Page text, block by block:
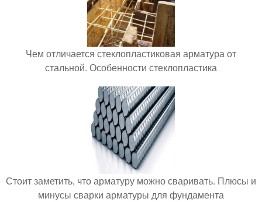
Чем отличается стеклопластиковая арматура от
стальной. Особенности стеклопластика
Стоит заметить, что арматуру можно сваривать. Плюсы и
минусы сварки арматуры для фундамента